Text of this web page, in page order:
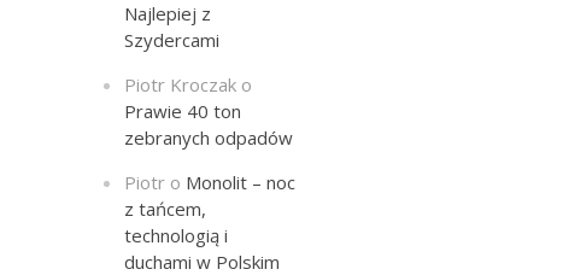
Najlepiej z
Szydercami
Piotr Kroczak o
Prawie 40 ton
zebranych odpadów
Piotr o Monolit – noc
z tańcem,
technologią i
duchami w Polskim